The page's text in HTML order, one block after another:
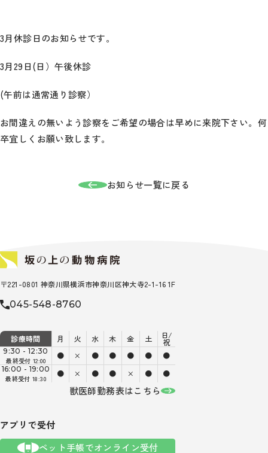
3月休診日のお知らせです。
3月29日(日）午後休診
(午前は通常通り診察）
お間違えの無いよう診察をご希望の場合は早めに来院下さい。何
卒宜しくお願い致します。
お知らせ一覧に戻る
〒221-0801 神奈川県横浜市神奈川区神大寺2-1-16 1F
045-548-8760
診療時間 月 火 水 木 金 土 日/
祝
9:30 - 12:30
最終受付 12:00
● × ● ● ● ● ●
16:00 - 19:00
最終受付 18:30
● × ● ● × ● ●
獣医師勤務表はこちら
アプリで受付
ペット手帳でオンライン受付